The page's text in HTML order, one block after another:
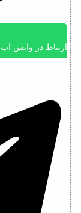
ارتباط در واتس اپ